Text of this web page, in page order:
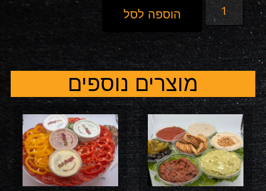
הוספה לסל
מוצרים נוספים